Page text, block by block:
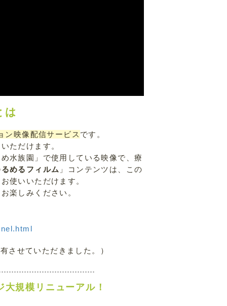
は
ン映像配信サービス です。
ただけます。
水族園」で使用している映像で、療
めるフィルム 」コンテンツは、この
使いいただけます。
楽しみください。
せていただきました。）
規模リニューアル！